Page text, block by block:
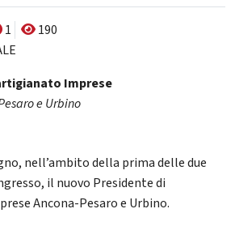
1
190
Imprese
e Urbino
nell’ambito della prima delle due
il nuovo Presidente di
Ancona-Pesaro e Urbino.